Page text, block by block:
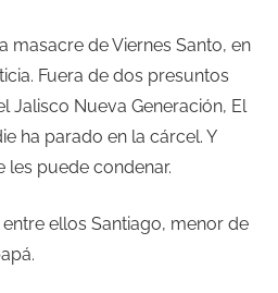
masacre de Viernes Santo, en
Fuera de dos presuntos
Jalisco Nueva Generación, El
ha parado en la cárcel. Y
les puede condenar.
ellos Santiago, menor de